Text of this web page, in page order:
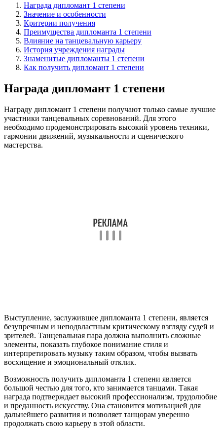
Награда дипломант 1 степени
Значение и особенности
Критерии получения
Преимущества дипломанта 1 степени
Влияние на танцевальную карьеру
История учреждения награды
Знаменитые дипломанты 1 степени
Как получить дипломант 1 степени
Награда дипломант 1 степени
Награду дипломант 1 степени получают только самые лучшие
участники танцевальных соревнований. Для этого
необходимо продемонстрировать высокий уровень техники,
гармонии движений, музыкальности и сценического
мастерства.
Выступление, заслужившее дипломанта 1 степени, является
безупречным и неподвластным критическому взгляду судей и
зрителей. Танцевальная пара должна выполнить сложные
элементы, показать глубокое понимание стиля и
интерпретировать музыку таким образом, чтобы вызвать
восхищение и эмоциональный отклик.
Возможность получить дипломанта 1 степени является
большой честью для того, кто занимается танцами. Такая
награда подтверждает высокий профессионализм, трудолюбие
и преданность искусству. Она становится мотивацией для
дальнейшего развития и позволяет танцорам уверенно
продолжать свою карьеру в этой области.